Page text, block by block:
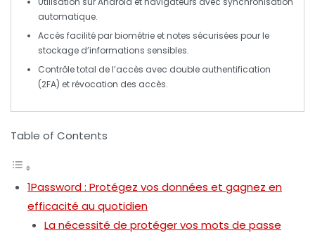
automatique.
Accès facilité parbiométrie et notes sécurisées pour le
stockage d’informations sensibles.
Contrôle total de l’accès avec double authentification
(2FA) et révocation des accès.
Table of Contents
1Password : Protégez vos données et gagnez en
efficacité au quotidien
La nécessité de protéger vos mots de passe